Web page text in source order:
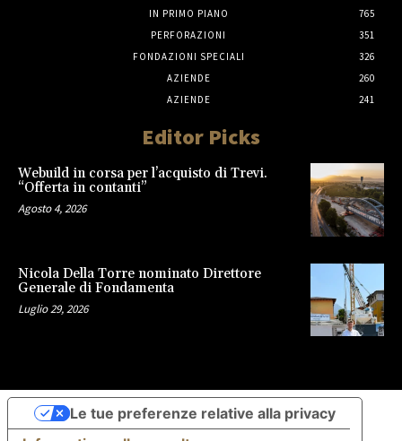
IN PRIMO PIANO
765
PERFORAZIONI
351
FONDAZIONI SPECIALI
326
AZIENDE
260
AZIENDE
241
Editor Picks
Webuild in corsa per l’acquisto di Trevi.
“Offerta in contanti”
Agosto 4, 2026
Nicola Della Torre nominato Direttore
Generale di Fondamenta
Luglio 29, 2026
Le tue preferenze relative alla privacy